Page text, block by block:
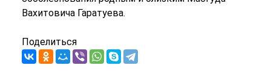
Вахитовича Гаратуева.
Поделиться